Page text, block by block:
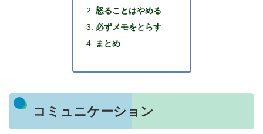
怒ることはやめる
必ずメモをとらす
まとめ
コミュニケーション